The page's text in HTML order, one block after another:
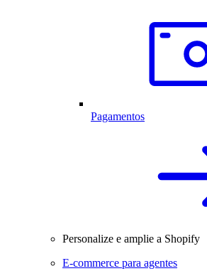
Pagamentos
Personalize e amplie a Shopify
E-commerce para agentes